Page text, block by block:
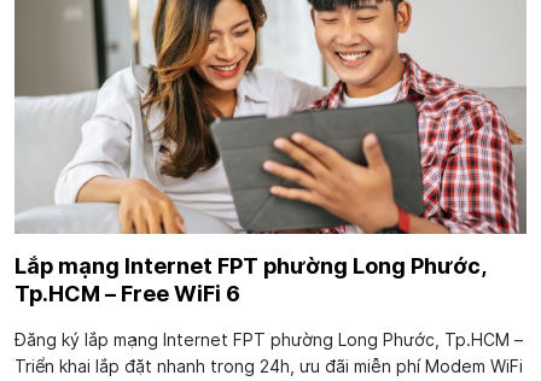
Lắp mạng Internet FPT phường Long Phước,
Tp.HCM – Free WiFi 6
Đăng ký lắp mạng Internet FPT phường Long Phước, Tp.HCM –
Triển khai lắp đặt nhanh trong 24h, ưu đãi miễn phí Modem WiFi